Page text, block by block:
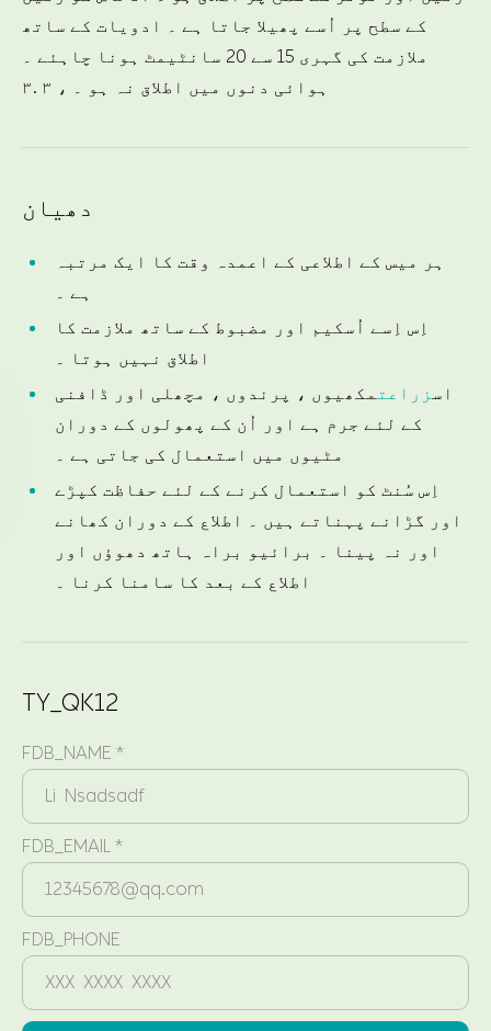
کے سطح پر اُسے پھیلا جاتا ہے ۔ ادویات کے ساتھ
ملازمت کی گہری 15 سے 20 سانٹیمٹ ہونا چاہئے ۔
۳. ۳ ، ہوائی دنوں میں اطلاق نہ ہو ۔
دھیان
ہر میس کے اطلاعی کے اعمدہ وقت کا ایک مرتبہ
ہے ۔
اِس اِسے اُسکیم اور مضبوط کے ساتھ ملازمت کا
اطلاق نہیں ہوتا ۔
اس زراعت مکھیوں ، پرندوں ، مچھلی اور ڈافنی
کے لئے جرم ہے اور اُن کے پھولوں کے دوران
مٹیوں میں استعمال کی جاتی ہے ۔
اِس سُنٹ کو استعمال کرنے کے لئے حفاظت کپڑے
اور گڑانے پہناتے ہیں ۔ اطلاع کے دوران کھانے
اور نہ پینا ۔ برائیو براہ ہاتھ دھوؤں اور
اطلاع کے بعد کا سامنا کرنا ۔
TY_QK12
FDB_NAME *
FDB_EMAIL *
FDB_PHONE